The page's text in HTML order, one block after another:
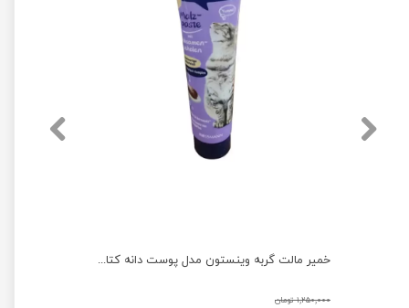
خمیر مالت گربه وینستون مدل پوست دانه کتان وزن 100 گرم
۱,۲۵۰,۰۰۰ تومان